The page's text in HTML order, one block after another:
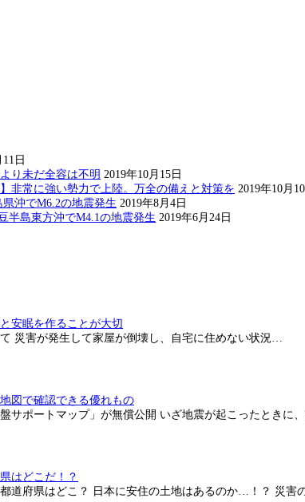
日
り未だ全容は不明 2019年10月15日
非常に強い勢力で上陸。万全の備えと対策を 2019年10月
県沖でM6.2の地震発生 2019年8月4日
半島東方沖でM4.1の地震発生 2019年6月24日
安眠を作ることが大切
災害が発生して家屋が倒壊し、自宅に住めない状況…
図で確認できる優れもの
サポートマップ」が無償公開 いざ地震が起こったときに
はどこだ！？
道府県はどこ？ 日本に安住の土地はあるのか…！？ 災害